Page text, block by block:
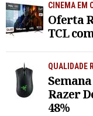
CINEMA EM
Oferta
TCL
QUALIDADE
Razer
48%